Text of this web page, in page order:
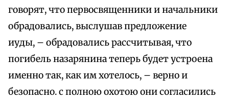
говорят, что первосвященники и начальники
обрадовались, выслушав предложение
иуды, – обрадовались рассчитывая, что
погибель назарянина теперь будет устроена
именно так, как им хотелось, – верно и
безопасно. с полною охотою они согласились